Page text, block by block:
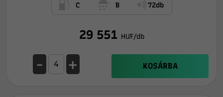
C B 72db
29 551 HUF/db
- + KOSÁRBA